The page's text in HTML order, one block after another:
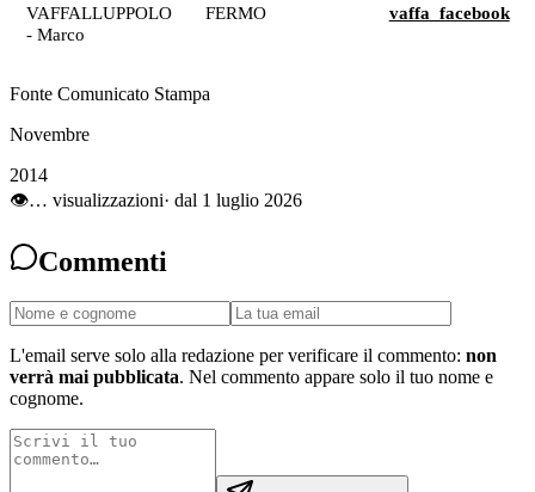
VAFFALLUPPOLO
- Marco
FERMO vaffa_facebook
Fonte Comunicato Stampa
Novembre
2014
👁… visualizzazioni· dal 1 luglio 2026
Commenti
L'email serve solo alla redazione per verificare il commento: non
verrà mai pubblicata. Nel commento appare solo il tuo nome e
cognome.